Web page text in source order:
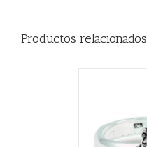
Productos relacionados